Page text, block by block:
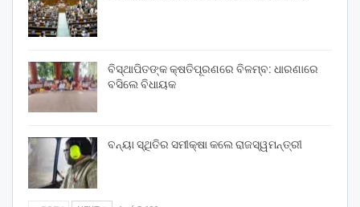
ବିସ୍ଥାପିତଙ୍କ କ୍ଷତିପୂରଣରେ ବିଳମ୍ବ: ଧାରଣାରେ
ବସିଲେ ବିଧାୟକ
ବନ୍ୟା ସ୍ଥିତିର ସମୀକ୍ଷା କଲେ ରାଜସ୍ୱମନ୍ତ୍ରୀ